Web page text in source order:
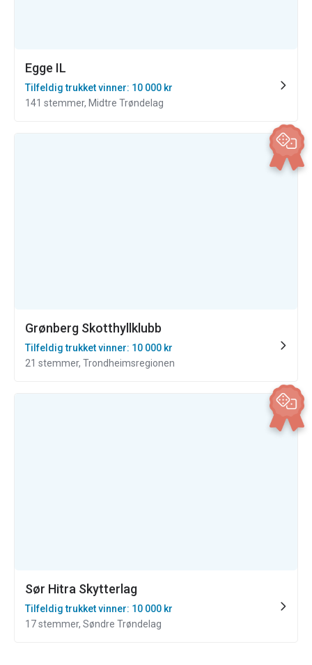
Egge IL
Tilfeldig trukket vinner: 10 000 kr
141 stemmer, Midtre Trøndelag
Grønberg Skotthyllklubb
Tilfeldig trukket vinner: 10 000 kr
21 stemmer, Trondheimsregionen
Sør Hitra Skytterlag
Tilfeldig trukket vinner: 10 000 kr
17 stemmer, Søndre Trøndelag